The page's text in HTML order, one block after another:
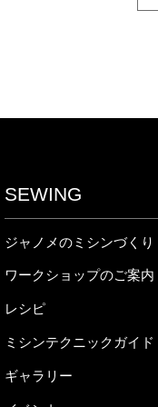
SEWING
ジャノメのミシンづくり
ワークショップのご案内
レシピ
ミシンテクニックガイド
ギャラリー